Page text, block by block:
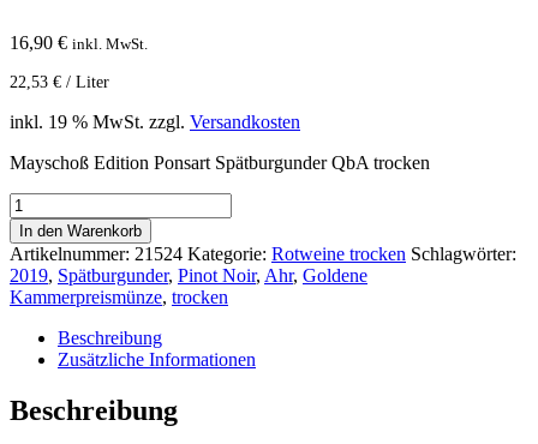
16,90 € inkl. MwSt.
22,53 € / Liter
inkl. 19 % MwSt. zzgl. Versandkosten
Mayschoß Edition Ponsart Spätburgunder QbA trocken
Mayschoß
Edition
Ponsart
Nr.
30
Spätburgunder
QbA
trocken
Menge
In den Warenkorb
Artikelnummer: 21524 Kategorie: Rotweine trocken Schlagwörter:
2019, Spätburgunder, Pinot Noir, Ahr, Goldene
Kammerpreismünze, trocken
Beschreibung
Zusätzliche Informationen
Beschreibung